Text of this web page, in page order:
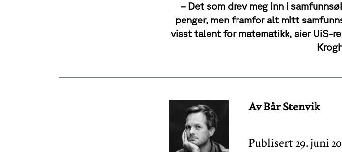
– Det som drev meg inn i
penger, men framfor alt mitt
visst talent for matematikk, sier UiS-
Av Bår Stenvik
Publisert 29. juni